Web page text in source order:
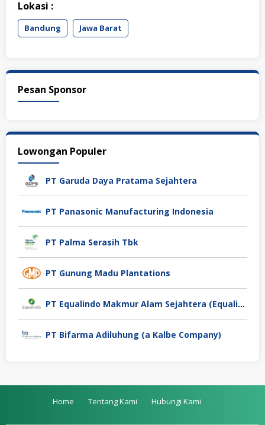
Lokasi :
Bandung Jawa Barat
Pesan Sponsor
Lowongan Populer
PT Garuda Daya Pratama Sejahtera
PT Panasonic Manufacturing Indonesia
PT Palma Serasih Tbk
PT Gunung Madu Plantations
PT Equalindo Makmur Alam Sejahtera (Equalindo Group)
PT Bifarma Adiluhung (a Kalbe Company)
Home Tentang Kami Hubungi Kami